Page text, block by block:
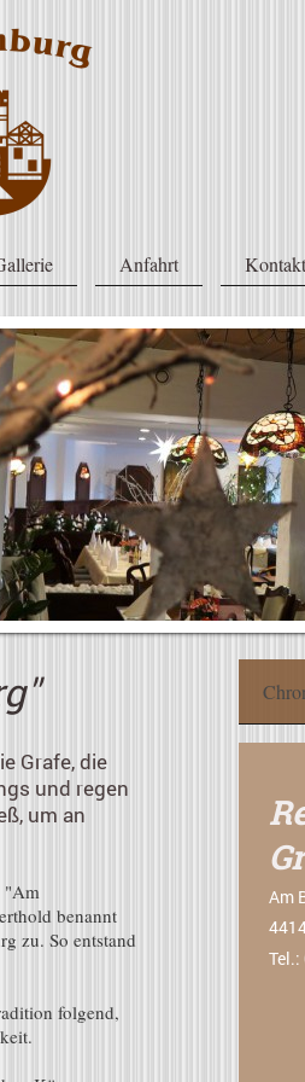
Anfahrt Kontakt
Grafe, die
und regen
um an
"Am
benannt
zu. So entstand
folgend,
Am